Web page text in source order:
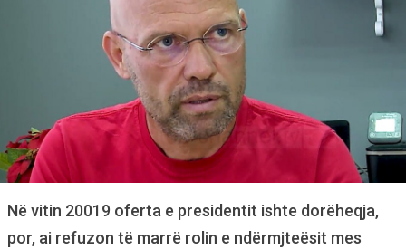
Në vitin 20019 oferta e presidentit ishte dorëheqja,
por, ai refuzon të marrë rolin e ndërmjteësit mes